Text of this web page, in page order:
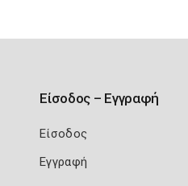
Είσοδος – Εγγραφή
Είσοδος
Εγγραφή